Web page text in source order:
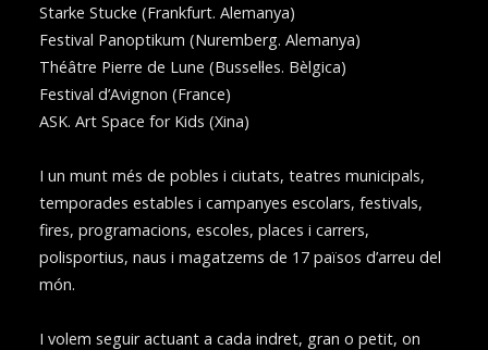
Starke Stucke (Frankfurt. Alemanya)
Festival Panoptikum (Nuremberg. Alemanya)
Théâtre Pierre de Lune (Bussel·les. Bèlgica)
Festival d’Avignon (France)
ASK. Art Space for Kids (Xina)
I un munt més de pobles i ciutats, teatres municipals,
temporades estables i campanyes escolars, festivals,
fires, programacions, escoles, places i carrers,
polisportius, naus i magatzems de 17 països d’arreu del
món.
I volem seguir actuant a cada indret, gran o petit, on